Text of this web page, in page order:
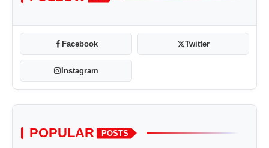
Facebook Twitter
Instagram
POPULAR POSTS